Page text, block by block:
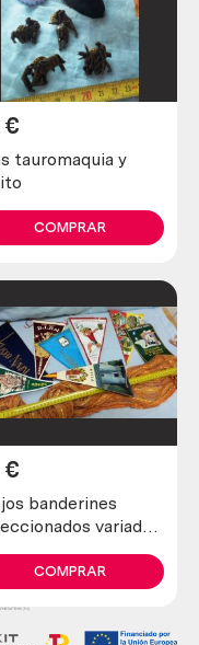
tauromaquia y
€
COMPRAR
banderines
variados
€
COMPRAR